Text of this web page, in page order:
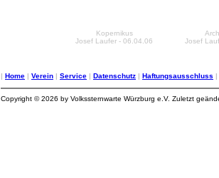
Kopernikus
Josef Laufer - 06.04.06
Josef
| Home | Verein | Service | Datenschutz | Haftungsausschluss |
Copyright © 2026 by Volkssternwarte Würzburg e.V. Zuletzt